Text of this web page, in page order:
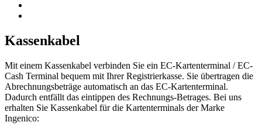
Kassenkabel
Mit einem Kassenkabel verbinden Sie ein EC-Kartenterminal / EC-
Cash Terminal bequem mit Ihrer Registrierkasse. Sie übertragen die
Abrechnungsbeträge automatisch an das EC-Kartenterminal.
Dadurch entfällt das eintippen des Rechnungs-Betrages. Bei uns
erhalten Sie Kassenkabel für die Kartenterminals der Marke
Ingenico: